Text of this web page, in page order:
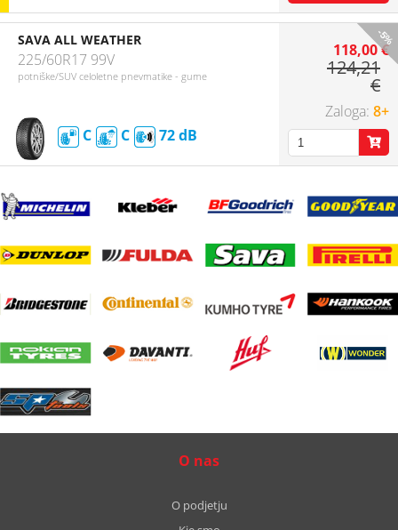
-5%
SAVA ALL WEATHER
225/60R17 99V
potniške/SUV celoletne pnevmatike - gume
C C 72
118,00 €
124,21
€
8+
O nas
O podjetju